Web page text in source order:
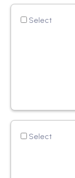
Select
Select